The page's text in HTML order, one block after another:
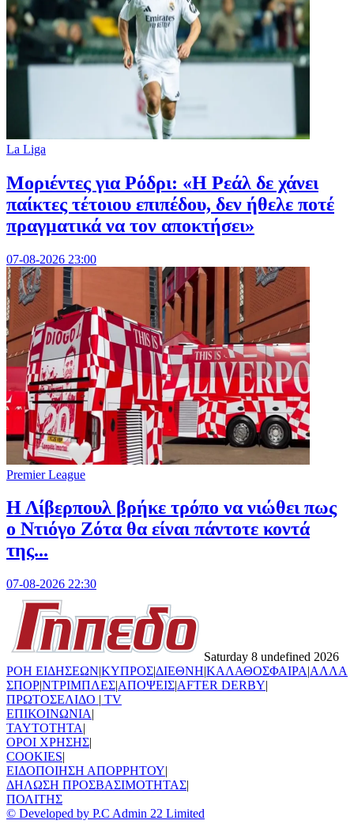
La Liga
Μοριέντες για Ρόδρι: «Η Ρεάλ δε χάνει
παίκτες τέτοιου επιπέδου, δεν ήθελε ποτέ
πραγματικά να τον αποκτήσει»
07-08-2026 23:00
Premier League
Η Λίβερπουλ βρήκε τρόπο να νιώθει πως
ο Ντιόγο Ζότα θα είναι πάντοτε κοντά
της...
07-08-2026 22:30
Saturday 8 undefined 2026
ΡΟΗ ΕΙΔΗΣΕΩΝ|ΚΥΠΡΟΣ|ΔΙΕΘΝΗ|ΚΑΛΑΘΟΣΦΑΙΡΑ|ΑΛΛΑ
ΣΠΟΡ|ΝΤΡΙΜΠΛΕΣ|ΑΠΟΨΕΙΣ|AFTER DERBY|
ΠΡΩΤΟΣΕΛΙΔΟ | TV
ΕΠΙΚΟΙΝΩΝΙΑ|
TAYTOTHTA|
ΟΡΟΙ ΧΡΗΣΗΣ|
COOKIES|
ΕΙΔΟΠΟΙΗΣΗ ΑΠΟΡΡΗΤΟΥ|
ΔΗΛΩΣΗ ΠΡΟΣΒΑΣΙΜΟΤΗΤΑΣ|
ΠΟΛΙΤΗΣ
© Developed by P.C Admin 22 Limited